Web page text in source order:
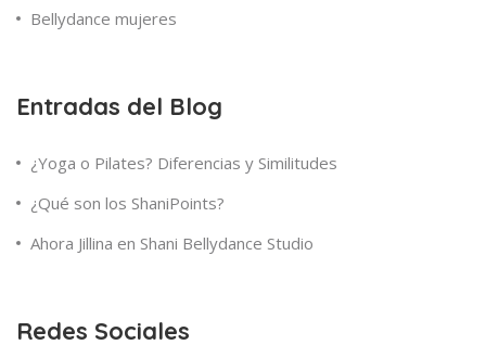
Bellydance mujeres
Entradas del Blog
¿Yoga o Pilates? Diferencias y Similitudes
¿Qué son los ShaniPoints?
Ahora Jillina en Shani Bellydance Studio
Redes Sociales